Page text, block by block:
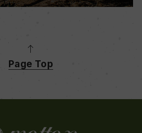
Page Top